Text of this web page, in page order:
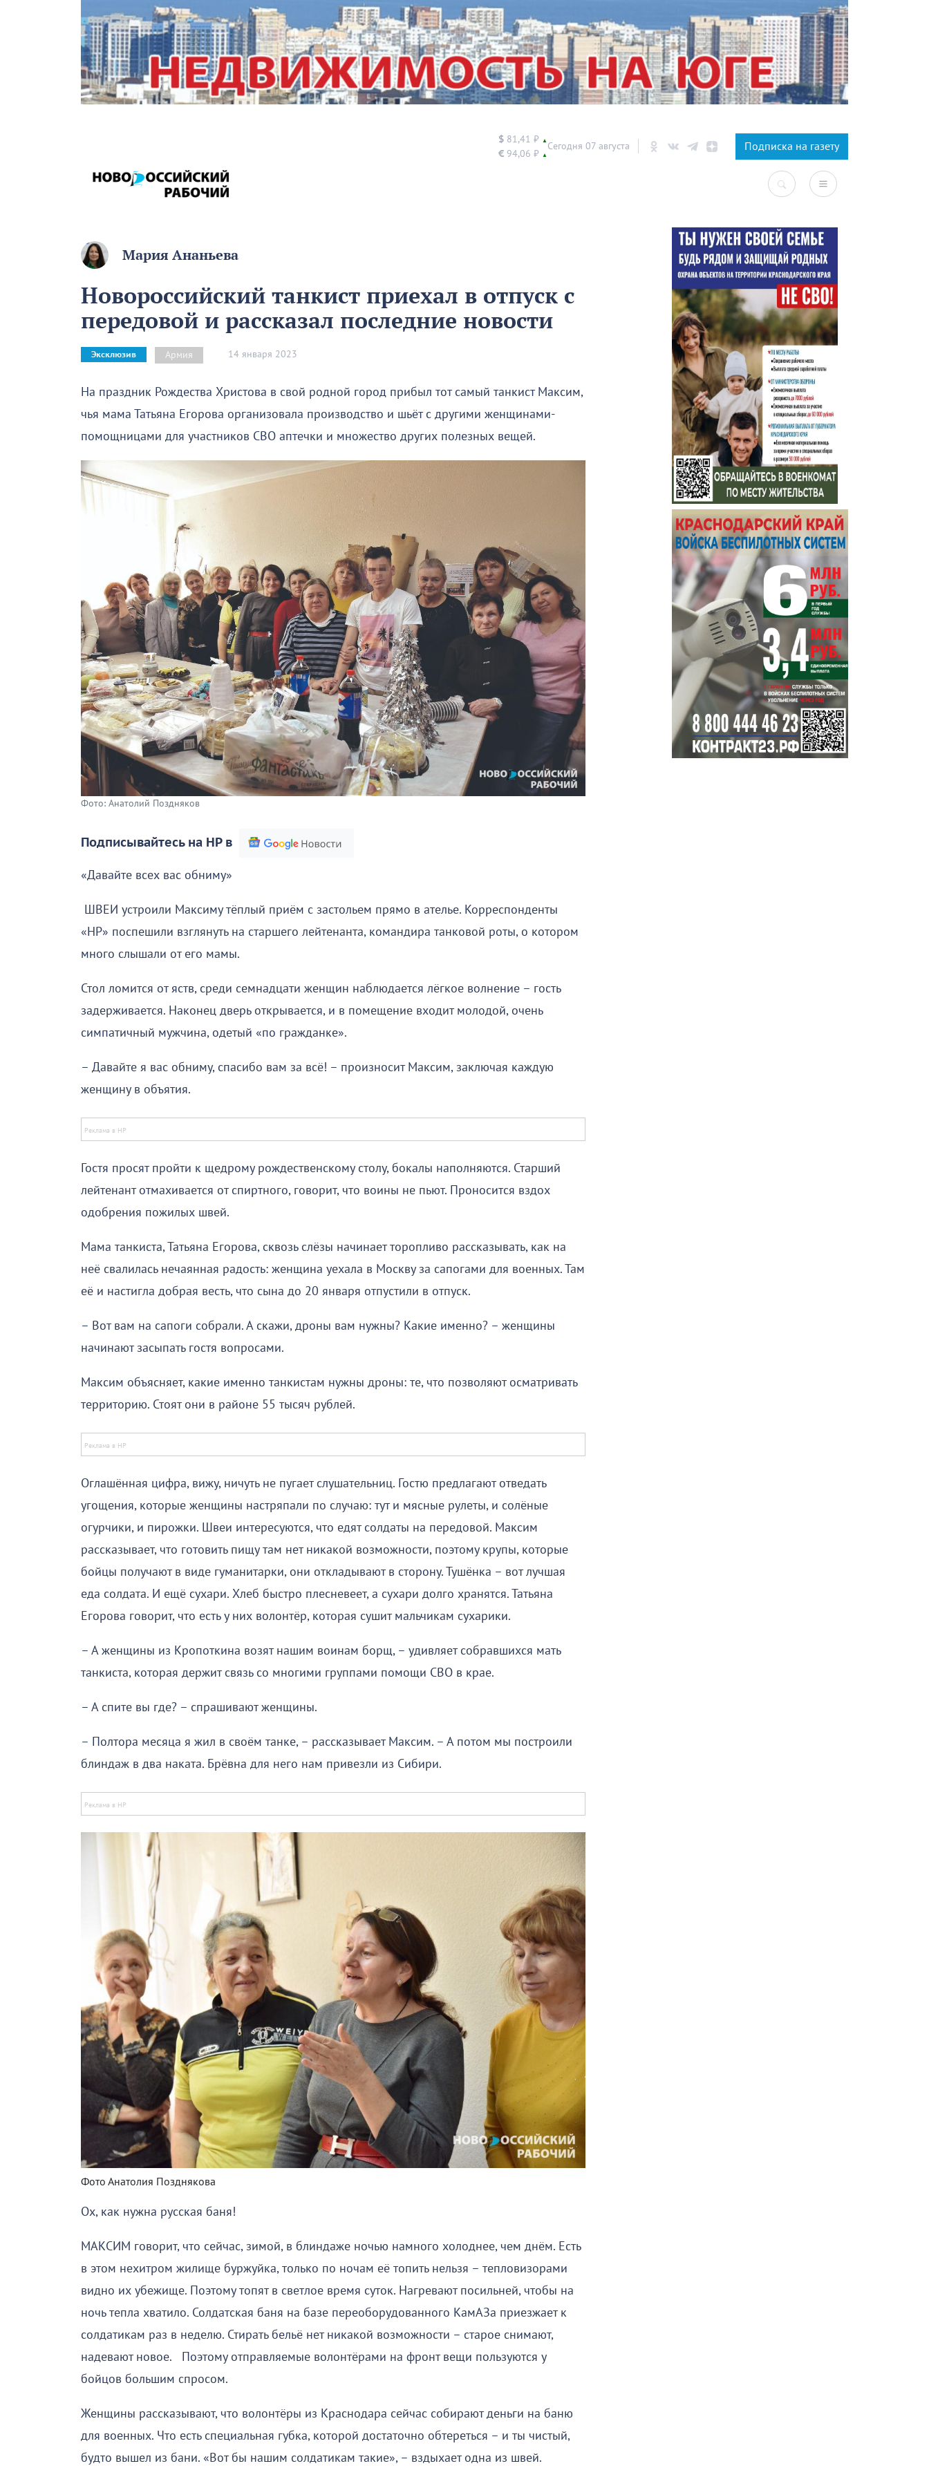
$ 81,41 ₽ ▲
€ 94,06 ₽ ▲
Сегодня 07 августа Подписка на газету
Мария Ананьева
Новороссийский танкист приехал в отпуск с
передовой и рассказал последние новости
Эксклюзив Армия 14 января 2023
На праздник Рождества Христова в свой родной город прибыл тот самый танкист Максим,
чья мама Татьяна Егорова организовала производство и шьёт с другими женщинами-
помощницами для участников СВО аптечки и множество других полезных вещей.
Фото: Анатолий Поздняков
Подписывайтесь на НР в
«Давайте всех вас обниму»
ШВЕИ устроили Максиму тёплый приём с застольем прямо в ателье. Корреспонденты
«НР» поспешили взглянуть на старшего лейтенанта, командира танковой роты, о котором
много слышали от его мамы.
Стол ломится от яств, среди семнадцати женщин наблюдается лёгкое волнение – гость
задерживается. Наконец дверь открывается, и в помещение входит молодой, очень
симпатичный мужчина, одетый «по гражданке».
– Давайте я вас обниму, спасибо вам за всё! – произносит Максим, заключая каждую
женщину в объятия.
Гостя просят пройти к щедрому рождественскому столу, бокалы наполняются. Старший
лейтенант отмахивается от спиртного, говорит, что воины не пьют. Проносится вздох
одобрения пожилых швей.
Мама танкиста, Татьяна Егорова, сквозь слёзы начинает торопливо рассказывать, как на
неё свалилась нечаянная радость: женщина уехала в Москву за сапогами для военных. Там
её и настигла добрая весть, что сына до 20 января отпустили в отпуск.
– Вот вам на сапоги собрали. А скажи, дроны вам нужны? Какие именно? – женщины
начинают засыпать гостя вопросами.
Максим объясняет, какие именно танкистам нужны дроны: те, что позволяют осматривать
территорию. Стоят они в районе 55 тысяч рублей.
Оглашённая цифра, вижу, ничуть не пугает слушательниц. Гостю предлагают отведать
угощения, которые женщины настряпали по случаю: тут и мясные рулеты, и солёные
огурчики, и пирожки. Швеи интересуются, что едят солдаты на передовой. Максим
рассказывает, что готовить пищу там нет никакой возможности, поэтому крупы, которые
бойцы получают в виде гуманитарки, они откладывают в сторону. Тушёнка – вот лучшая
еда солдата. И ещё сухари. Хлеб быстро плесневеет, а сухари долго хранятся. Татьяна
Егорова говорит, что есть у них волонтёр, которая сушит мальчикам сухарики.
– А женщины из Кропоткина возят нашим воинам борщ, – удивляет собравшихся мать
танкиста, которая держит связь со многими группами помощи СВО в крае.
– А спите вы где? – спрашивают женщины.
– Полтора месяца я жил в своём танке, – рассказывает Максим. – А потом мы построили
блиндаж в два наката. Брёвна для него нам привезли из Сибири.
Фото Анатолия Позднякова
Ох, как нужна русская баня!
МАКСИМ говорит, что сейчас, зимой, в блиндаже ночью намного холоднее, чем днём. Есть
в этом нехитром жилище буржуйка, только по ночам её топить нельзя – тепловизорами
видно их убежище. Поэтому топят в светлое время суток. Нагревают посильней, чтобы на
ночь тепла хватило. Солдатская баня на базе переоборудованного КамАЗа приезжает к
солдатикам раз в неделю. Стирать бельё нет никакой возможности – старое снимают,
надевают новое. Поэтому отправляемые волонтёрами на фронт вещи пользуются у
бойцов большим спросом.
Женщины рассказывают, что волонтёры из Краснодара сейчас собирают деньги на баню
для военных. Что есть специальная губка, которой достаточно обтереться – и ты чистый,
будто вышел из бани. «Вот бы нашим солдатикам такие», – вздыхает одна из швей.